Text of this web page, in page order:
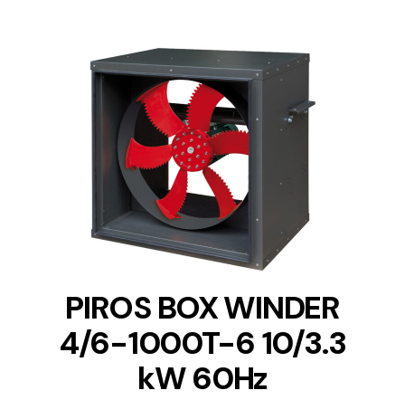
DETAILS
PIROS BOX WINDER
4/6-1000T-6 10/3.3
kW 60Hz